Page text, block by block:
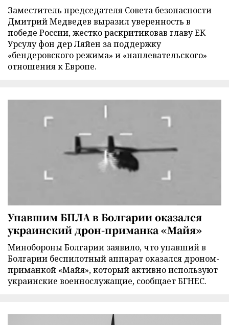
Заместитель председателя Совета безопасности
Дмитрий Медведев выразил уверенность в
победе России, жестко раскритиковав главу ЕК
Урсулу фон дер Ляйен за поддержку
«бендеровского режима» и «наплевательского»
отношения к Европе.
Упавшим БПЛА в Болгарии оказался
украинский дрон-приманка «Майя»
Минобороны Болгарии заявило, что упавший в
Болгарии беспилотный аппарат оказался дроном-
приманкой «Майя», который активно используют
украинские военнослужащие, сообщает БГНЕС.